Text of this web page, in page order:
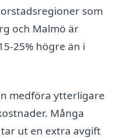
som
och Malmö är
25% högre än i
medföra ytterligare
Många
ut en extra avgift